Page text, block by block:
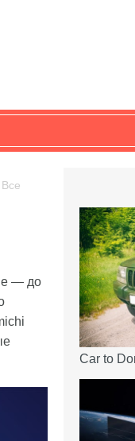
Все
— до
Car to